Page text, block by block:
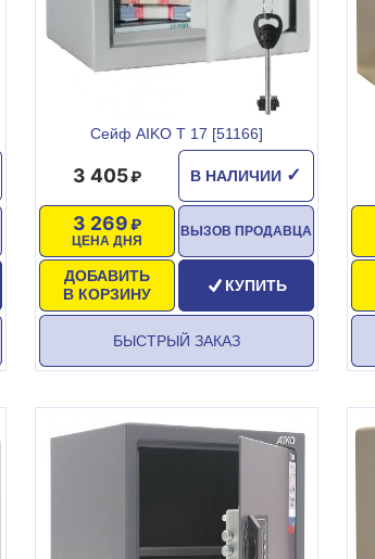
Сейф AIKO T 17 [51166]
В НАЛИЧИИ ✓
3 405
ЦЕНА ДНЯ
3 269
ДОБАВИТЬ
В КОРЗИНУ
ВЫЗОВ ПРОДАВЦА
КУПИТЬ
БЫСТРЫЙ ЗАКАЗ